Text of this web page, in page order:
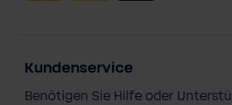
Kundenservice
Benötigen Sie Hilfe oder